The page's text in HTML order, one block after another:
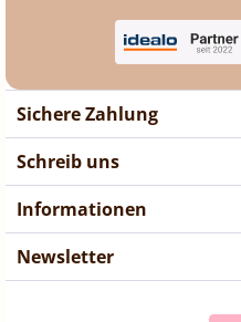
Sichere Zahlung
Schreib uns
Informationen
Newsletter